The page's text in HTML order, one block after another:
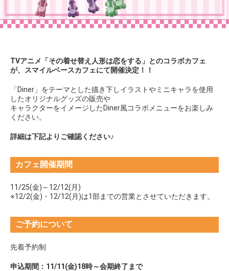
TVアニメ「その着せ替え人形は恋をする」とのコラボカフェ
が、スマイルベースカフェにて開催決定！！
「Diner」をテーマとした描き下しイラストやミニキャラを使用
したオリジナルグッズの販売や
キャラクターをイメージしたDiner風コラボメニューをお楽しみ
ください。
詳細は下記よりご確認ください♪
カフェ開催期間
11/25(金)～12/12(月)
※12/2(金)・12/12(月)は1部までの営業とさせていただきます。
ご予約について
先着予約制
申込期間：11/11(金)18時～会期終了まで